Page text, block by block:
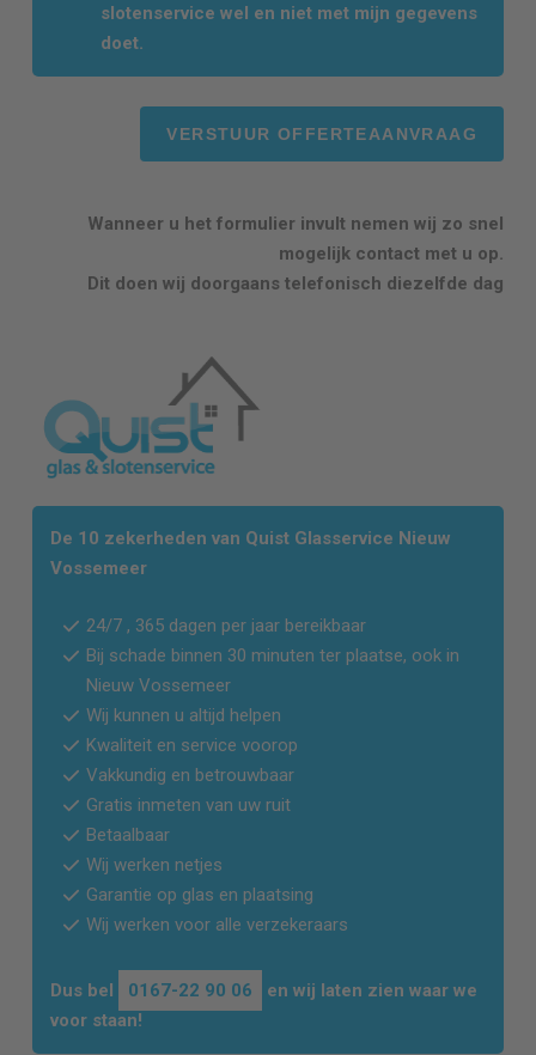
slotenservice wel en niet met mijn gegevens
doet.
Wanneer u het formulier invult nemen wij zo snel
mogelijk contact met u op.
Dit doen wij doorgaans telefonisch diezelfde dag
De 10 zekerheden van Quist Glasservice Nieuw
Vossemeer
24/7 , 365 dagen per jaar bereikbaar
Bij schade binnen 30 minuten ter plaatse, ook in
Nieuw Vossemeer
Wij kunnen u altijd helpen
Kwaliteit en service voorop
Vakkundig en betrouwbaar
Gratis inmeten van uw ruit
Betaalbaar
Wij werken netjes
Garantie op glas en plaatsing
Wij werken voor alle verzekeraars
Dus bel 0167-22 90 06
en wij laten zien waar we
voor staan!